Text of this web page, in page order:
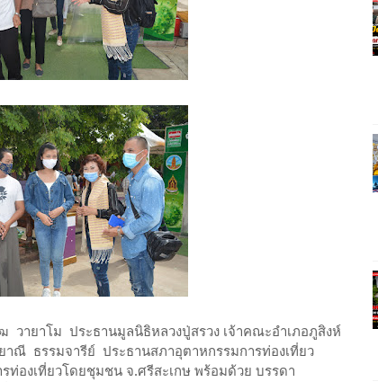
วายาโม ประธานมูลนิธิหลวงปู่สรวง เจ้าคณะอำเภอภูสิงห์
าณี ธรรมจารีย์ ประธานสภาอุตาหกรรมการท่องเที่ยว
ท่องเที่ยวโดยชุมชน จ.ศรีสะเกษ พร้อมด้วย บรรดา